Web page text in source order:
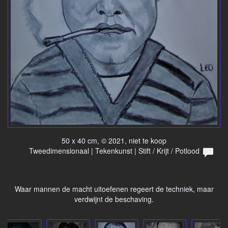
50 x 40 cm, © 2021, niet te koop
Tweedimensionaal | Tekenkunst | Stift / Krijt / Potlood
Waar mannen de macht uitoefenen regeert de techniek, maar
verdwijnt de beschaving.